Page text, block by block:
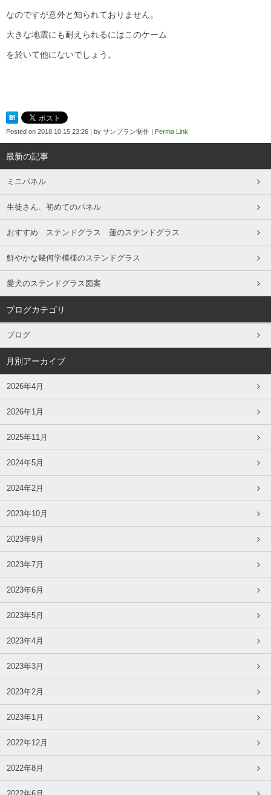
なのですが意外と知られておりません。
大きな地震にも耐えられるにはこのケーム
を於いて他にないでしょう。
Posted on 2018.10.15 23:26 | by サンプラン制作 | Perma Link
最新の記事
ミニパネル
生徒さん、初めてのパネル
おすすめ ステンドグラス 蓮のステンドグラス
鮮やかな幾何学模様のステンドグラス
愛犬のステンドグラス図案
ブログカテゴリ
ブログ
月別アーカイブ
2026年4月
2026年1月
2025年11月
2024年5月
2024年2月
2023年10月
2023年9月
2023年7月
2023年6月
2023年5月
2023年4月
2023年3月
2023年2月
2023年1月
2022年12月
2022年8月